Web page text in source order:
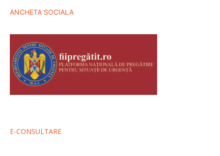
ANCHETA SOCIALA
E-CONSULTARE